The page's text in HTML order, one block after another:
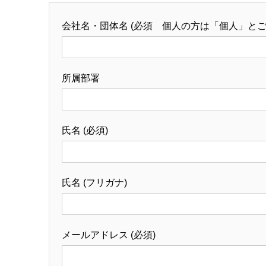
会社名・団体名 (必須 個人の方は「個人」とご
所属部署
氏名 (必須)
氏名 (フリガナ)
メールアドレス (必須)